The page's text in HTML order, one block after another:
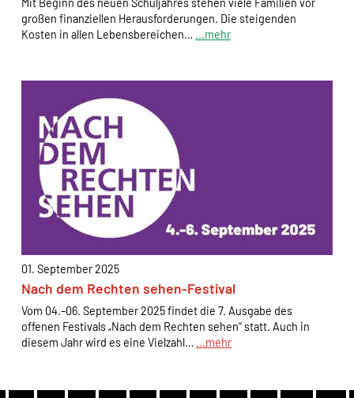
großen finanziellen Herausforderungen. Die steigenden
Kosten in allen Lebensbereichen… ...mehr
01. September 2025
Nach dem Rechten sehen-Festival
Vom 04.–06. September 2025 findet die 7. Ausgabe des
offenen Festivals „Nach dem Rechten sehen“ statt. Auch in
diesem Jahr wird es eine Vielzahl… ...mehr
Dauer der Sitzung
Plattformen anzeigen zu können, werden von diesen
externen Medien Cookies gesetzt.
Google Maps und Google Fonts
Name:
_ga, _gid, _gat_*, test_cookie
Anbieter:
Google Ireland Limited Gordon House, Barrow
Street Dublin 4 Irland
Anzeige von Google Maps Karten
Cookie Laufzeit: